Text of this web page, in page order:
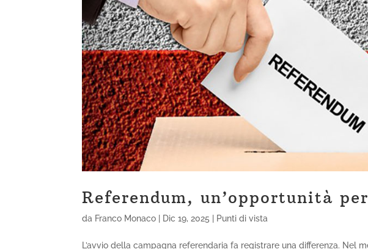
Referendum, un’opportunità
da Franco Monaco | Dic 19, 2025 | Punti di vista
L’avvio della campagna referendaria fa registrare una differenza. Nel